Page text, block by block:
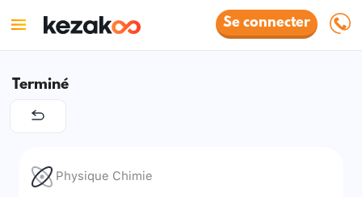
Se connecter
Terminé
Physique Chimie